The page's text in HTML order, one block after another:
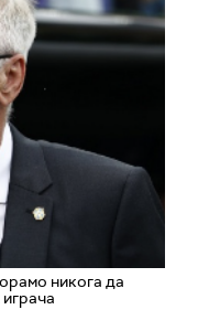
никога да